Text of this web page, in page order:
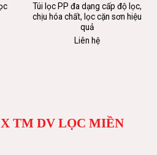
Túi lọc PP đa dạng cấp độ lọc,
chịu hóa chất, lọc cặn sơn hiệu
quả
Liên hệ
TM DV LỌC MIỀN